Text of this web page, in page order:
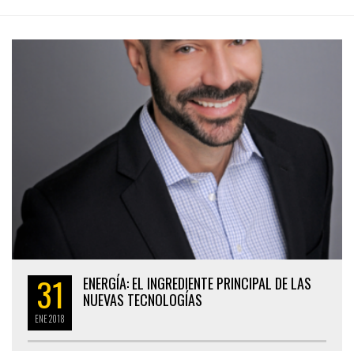
31
ENE2018
ENERGÍA: EL INGREDIENTE PRINCIPAL DE LAS
NUEVAS TECNOLOGÍAS